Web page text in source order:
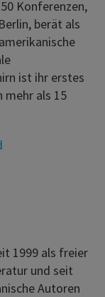
Konferenzen,
berät als
ist ihr erstes
mehr als 15
1999 als freier
und seit
Autoren